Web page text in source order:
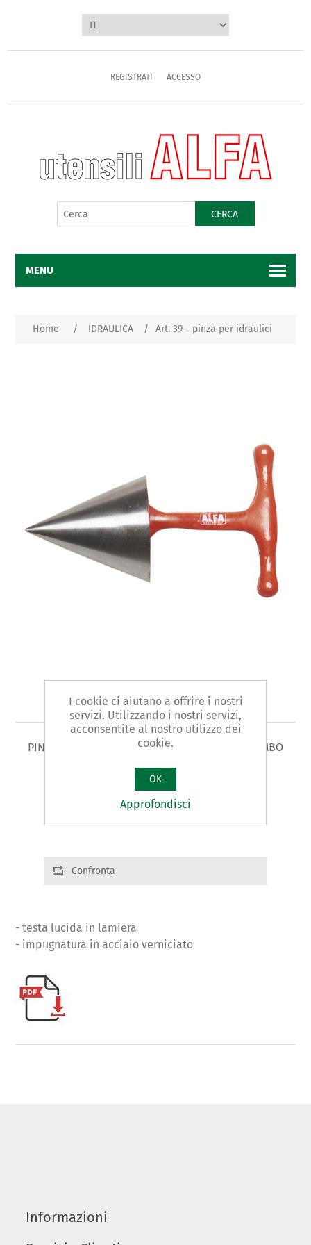
REGISTRATI ACCESSO
CERCA
MENU
Home / IDRAULICA / Art. 39 - pinza per idraulici
Art. 39 - pinza per idraulici
PINZA PER IDRAULICI tipo ALESATORE TUBI PIOMBO
Varianti prodotto
Cod.: 03902 | L: 1" | g. 80
Confronta
- testa lucida in lamiera
- impugnatura in acciaio verniciato
Informazioni
I cookie ci aiutano a offrire i nostri
servizi. Utilizzando i nostri servizi,
acconsentite al nostro utilizzo dei
cookie.
OK
Approfondisci